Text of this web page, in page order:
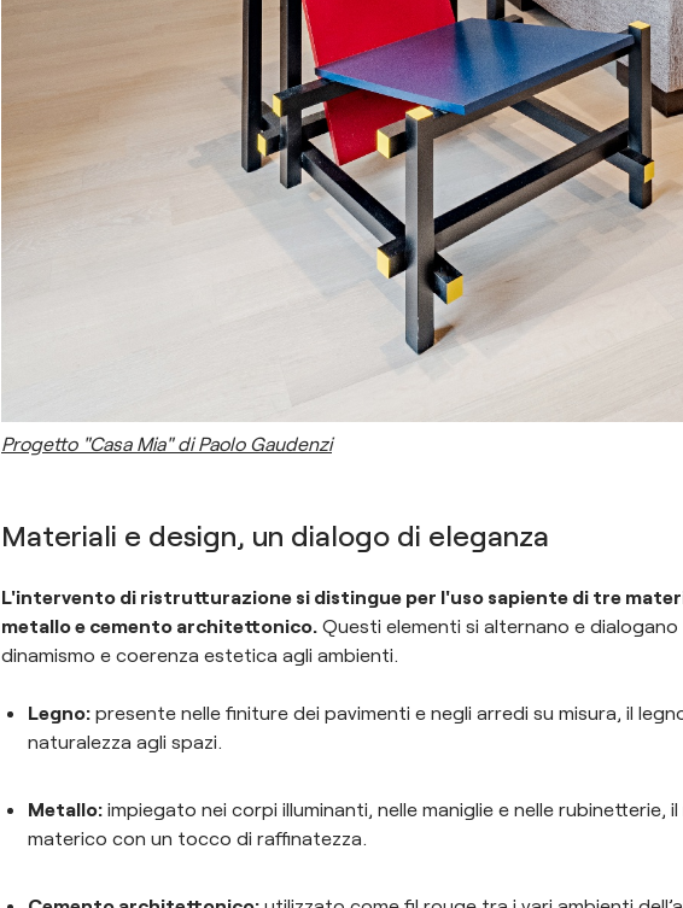
Progetto "Casa Mia" di Paolo Gaudenzi
Materiali e design, un dialogo di eleganza
L'intervento di ristrutturazione si distingue per l'uso sapiente di tre
metallo e cemento architettonico. Questi elementi si alternano e
dinamismo e coerenza estetica agli ambienti.
Legno: presente nelle finiture dei pavimenti e negli arredi su misura, il
naturalezza agli spazi.
Metallo: impiegato nei corpi illuminanti, nelle maniglie e nelle rubinetterie,
materico con un tocco di raffinatezza.